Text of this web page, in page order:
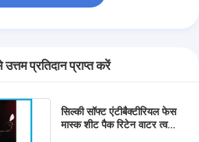
प्रतिदान प्राप्त करें
सिल्की सॉफ्ट एंटीबैक्टीरियल फेस
मास्क शीट पैक रिटेन वाटर त्वचा